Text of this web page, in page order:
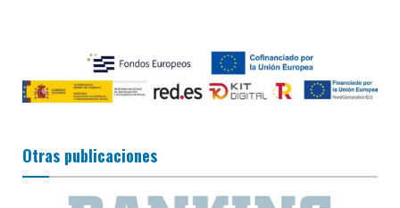
Otras publicaciones